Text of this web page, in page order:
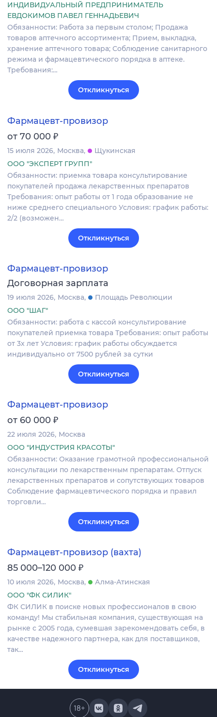
ИНДИВИДУАЛЬНЫЙ ПРЕДПРИНИМАТЕЛЬ
ЕВДОКИМОВ ПАВЕЛ ГЕННАДЬЕВИЧ
Обязанности: Работа за первым столом; Продажа
товаров аптечного ассортимента; Прием, выкладка,
хранение аптечного товара; Соблюдение санитарного
режима и фармацевтического порядка в аптеке.
Требования:…
Откликнуться
Фармацевт-провизор
от 70 000 ₽
15 июля 2026 Москва
Щукинская
ООО "ЭКСПЕРТ ГРУПП"
Обязанности: приемка товара консультирование
покупателей продажа лекарственных препаратов
Требования: опыт работы от 1 года образование не
ниже среднего специального Условия: график работы:
2/2 (возможен…
Откликнуться
Фармацевт-провизор
Договорная зарплата
19 июля 2026 Москва
Площадь Революции
ООО "ШАГ"
Обязанности: работа с кассой консультирование
покупателей приемка товара Требования: опыт работы
от 3х лет Условия: график работы обсуждается
индивидуально от 7500 рублей за сутки
Откликнуться
Фармацевт-провизор
от 60 000 ₽
22 июля 2026 Москва
ООО "ИНДУСТРИЯ КРАСОТЫ"
Обязанности: Оказание грамотной профессиональной
консультации по лекарственным препаратам. Отпуск
лекарственных препаратов и сопутствующих товаров
Соблюдение фармацевтического порядка и правил
торговли…
Откликнуться
Фармацевт-провизор (вахта)
85 000–120 000 ₽
10 июля 2026 Москва
Алма-Атинская
ООО "ФК СИЛИК"
ФК СИЛИК в поиске новых профессионалов в свою
команду! Мы стабильная компания, существующая на
рынке с 2005 года, сумевшая зарекомендовать себя, в
качестве надежного партнера, как для поставщиков,
так…
Откликнуться
18+